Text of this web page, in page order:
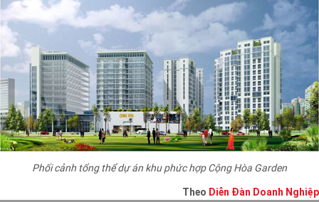
Các công ty thành viên
Liên hệ
Nhu cầu tuyển dụng
Phối cảnh tổng thể dự án khu phức hợp Cộng Hòa Garden
Theo Diễn Đàn Doanh Nghiệp